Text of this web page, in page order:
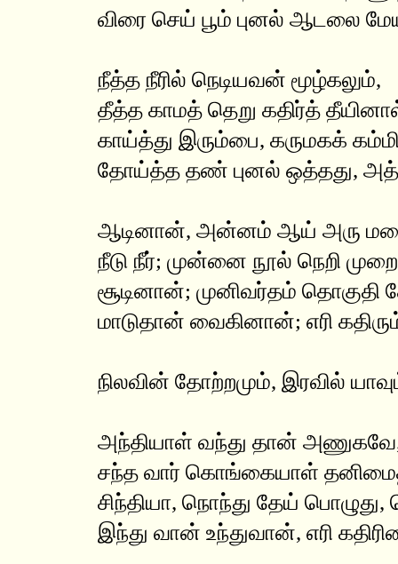
விரை செய் பூம் புனல் ஆடலை
நீத்த நீரில் நெடியவன் மூழ்கலும்,
தீத்த காமத் தெறு கதிர்த்
காய்த்து இரும்பை, கருமகக்
தோய்த்த தண் புனல் ஒத்தது,
ஆடினான், அன்னம் ஆய் அரு
நீடு நீர்; முன்னை நூல் நெறி
சூடினான்; முனிவர்தம்
மாடுதான் வைகினான்; எரி
நிலவின் தோற்றமும், இரவில்
அந்தியாள் வந்து தான்
சந்த வார் கொங்கையாள்
சிந்தியா, நொந்து தேய் பொழுது,
இந்து வான் உந்துவான், எரி